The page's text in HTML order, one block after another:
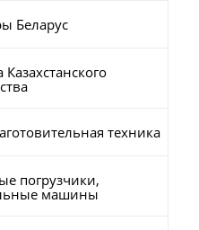
Беларус
Казахстанского
техника
погрузчики,
машины